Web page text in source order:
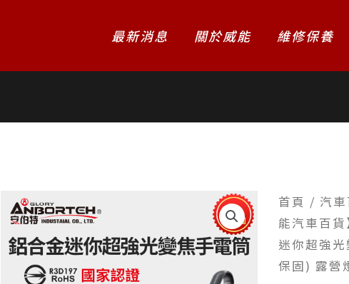
最新消息 關於威能 維修保養
首頁 / 汽
能汽車百
迷你超強
保固) 露營